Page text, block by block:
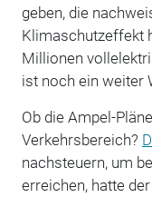
geben, die
Klimaschutzeffekt
Millionen
ist noch ein weiter
Ob die Ampel-
Verkehrsbereich?
nachsteuern, um
erreichen, hatte